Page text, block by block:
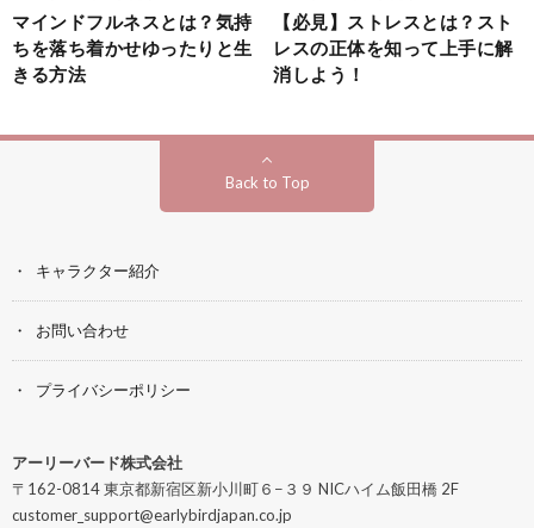
マインドフルネスとは？気持
ちを落ち着かせゆったりと生
きる方法
【必見】ストレスとは？スト
レスの正体を知って上手に解
消しよう！
Back to Top
キャラクター紹介
お問い合わせ
プライバシーポリシー
アーリーバード株式会社
〒162-0814 東京都新宿区新小川町６−３９ NICハイム飯田橋 2F
customer_support@earlybirdjapan.co.jp